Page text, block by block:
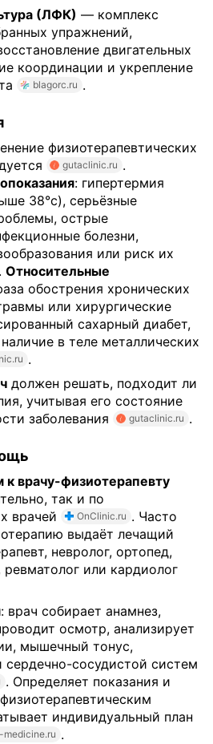
(ЛФК) — комплекс
упражнений,
двигательных
координации и укрепление
blagorc.ru .
физиотерапевтических
gutaclinic.ru .
: гипертермия
38°c), серьёзные
острые
болезни,
или риск их
. Относительные
обострения хронических
или хирургические
сахарный диабет,
в теле металлических
.
должен решать, подходит ли
учитывая его состояние
заболевания
gutaclinic.ru .
к врачу-физиотерапевту
так и по
врачей
OnClinic.ru . Часто
выдаёт лечащий
невролог, ортопед,
ревматолог или кардиолог
: врач собирает анамнез,
осмотр, анализирует
мышечный тонус,
сердечно-сосудистой систем
. Определяет показания и
индивидуальный план
.